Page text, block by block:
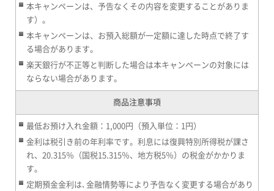
本キャンペーンは、予告なくその内容を変更することがありま
す）。
本キャンペーンは、お預入総額が一定額に達した時点で終了す
る場合があります。
楽天銀行が不正等と判断した場合は本キャンペーンの対象には
ならない場合があります。
商品注意事項
最低お預け入れ金額：1,000円（預入単位：1円）
金利は税引き前の年利率です。利息には復興特別所得税が課さ
れ、20.315％（国税15.315％、地方税5％）の税金がかかりま
す。
定期預金金利は､金融情勢等により予告なく変更する場合があり